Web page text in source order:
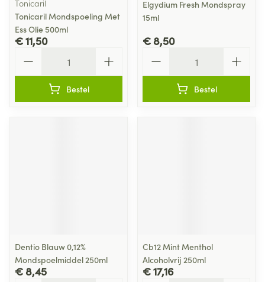
Tonicaril
Tonicaril Mondspoeling Met
Ess Olie 500ml
€ 11,50
Bestel
Elgydium Fresh Mondspray
15ml
€ 8,50
Bestel
Dentio Blauw 0,12%
Mondspoelmiddel 250ml
€ 8,45
Cb12 Mint Menthol
Alcoholvrij 250ml
€ 17,16